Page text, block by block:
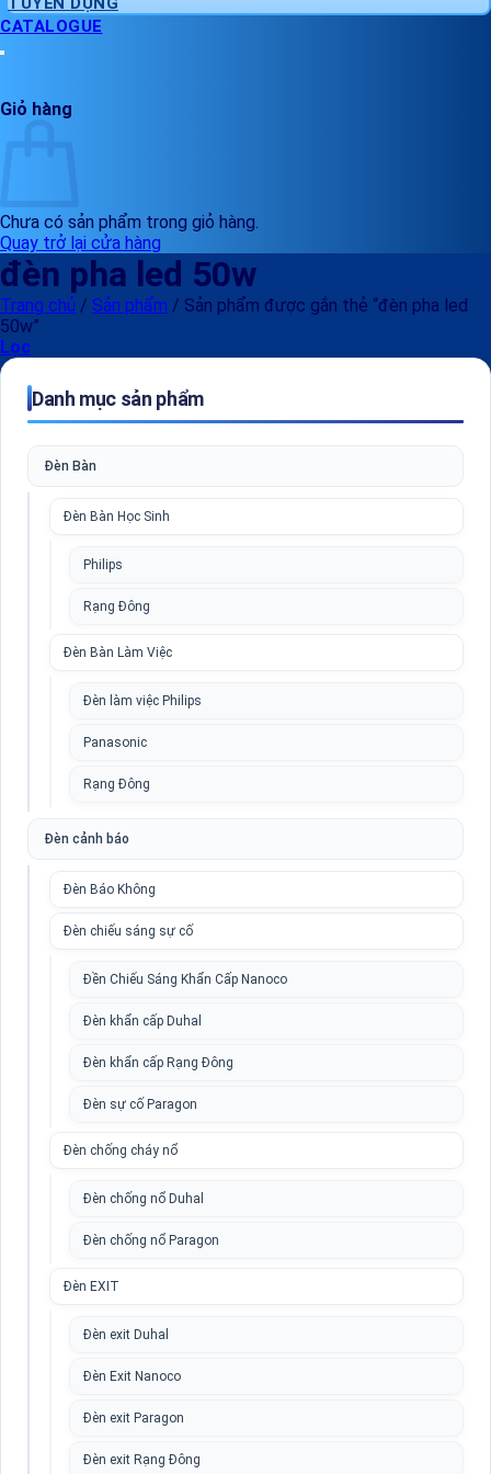
CATALOGUE
Giỏ hàng
Chưa có sản phẩm trong giỏ hàng.
Quay trở lại cửa hàng
đèn pha led 50w
Trang chủ / Sản phẩm / Sản phẩm được gắn thẻ “đèn pha led
50w”
Lọc
Danh mục sản phẩm
Đèn Bàn
Đèn Bàn Học Sinh
Philips
Rạng Đông
Đèn Bàn Làm Việc
Đèn làm việc Philips
Panasonic
Rạng Đông
Đèn cảnh báo
Đèn Báo Không
Đèn chiếu sáng sự cố
Đền Chiếu Sáng Khẩn Cấp Nanoco
Đèn khẩn cấp Duhal
Đèn khẩn cấp Rạng Đông
Đèn sự cố Paragon
Đèn chống cháy nổ
Đèn chống nổ Duhal
Đèn chống nổ Paragon
Đèn EXIT
Đèn exit Duhal
Đèn Exit Nanoco
Đèn exit Paragon
Đèn exit Rạng Đông